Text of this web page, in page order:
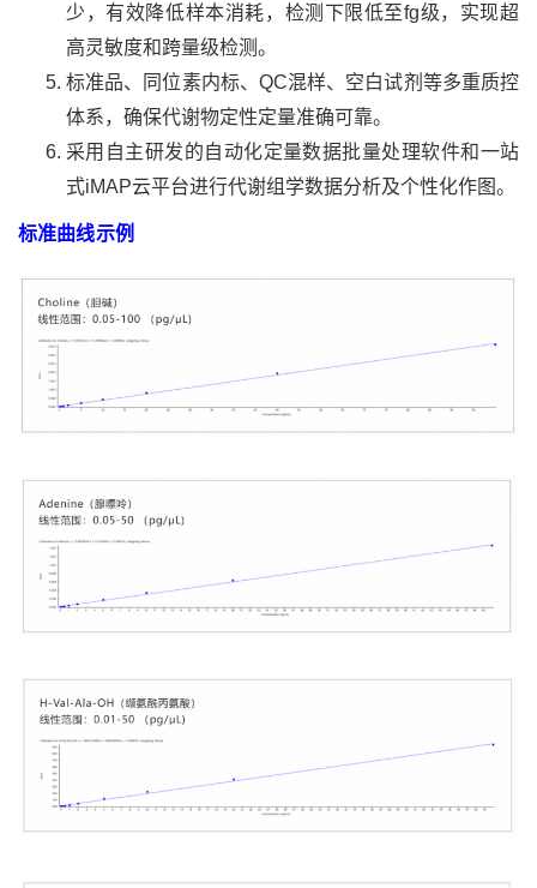
少，有效降低样本消耗，检测下限低至fg级，实现超
高灵敏度和跨量级检测。
标准品、同位素内标、QC混样、空白试剂等多重质控
体系，确保代谢物定性定量准确可靠。
采用自主研发的自动化定量数据批量处理软件和一站
式iMAP云平台进行代谢组学数据分析及个性化作图。
标准曲线示例